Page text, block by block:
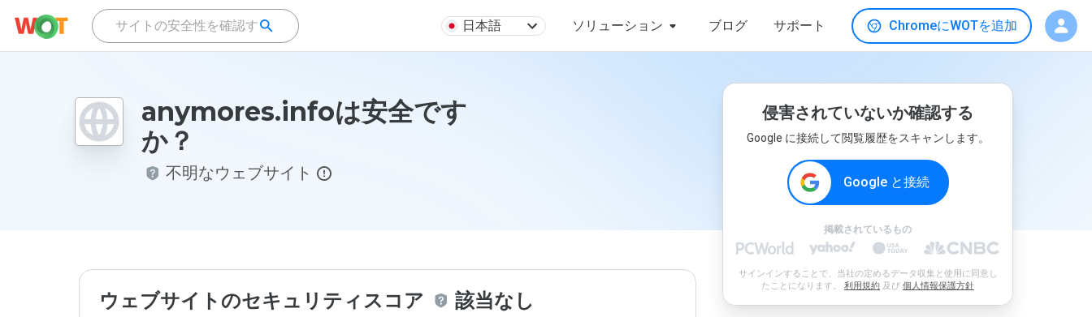
日本語 ソリューション ブログ サポート ChromeにWOTを追加
anymores.infoは安全です
か？
不明なウェブサイト
ウェブサイトのセキュリティスコア 該当なし
侵害されていないか確認する
Google に接続して閲覧履歴をスキャンします。
Google と接続
掲載されているもの
サインインすることで、当社の定めるデータ収集と使用に同意し
たことになります。 利用規約 及び 個人情報保護方針